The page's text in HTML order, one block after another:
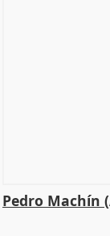
Pedro Machín